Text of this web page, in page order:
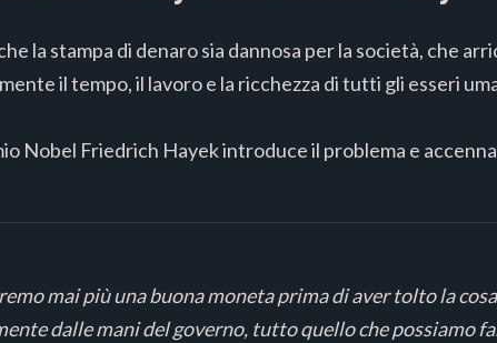
la stampa di denaro sia dannosa per la società, che
il tempo, il lavoro e la ricchezza di tutti gli esseri
Nobel Friedrich Hayek introduce il problema e
mai più una buona moneta prima di aver tolto la
dalle mani del governo, tutto quello che possiamo